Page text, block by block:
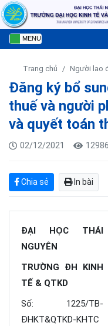
MENU
Trang chủ Người lao
Đăng ký bổ
thuế và người
và quyết toán
02/12/2021
Chia sẻ In bài
ĐẠI HỌC THÁI
NGUYÊN
TRƯỜNG ĐH KINH
TẾ & QTKD
Số: 1225/TB-
ĐHKT&QTKD-KHTC